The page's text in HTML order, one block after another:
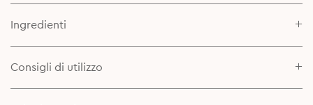
Ingredienti
Consigli di utilizzo